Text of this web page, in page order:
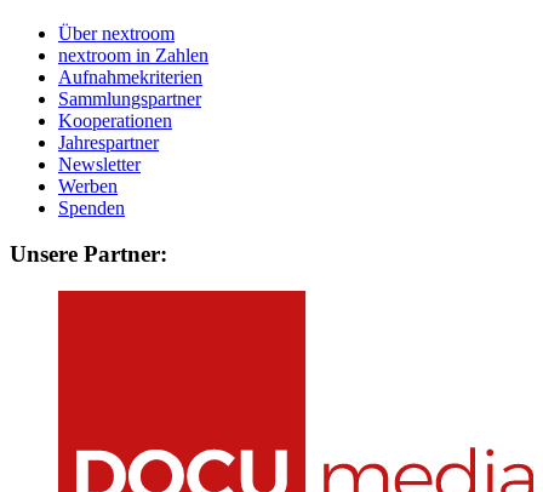
Über nextroom
nextroom in Zahlen
Aufnahmekriterien
Sammlungspartner
Kooperationen
Jahrespartner
Newsletter
Werben
Spenden
Unsere Partner: